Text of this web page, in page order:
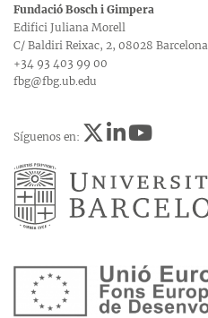
Fundació Bosch i Gimpera
Edifici Juliana Morell
C/ Baldiri Reixac, 2, 08028 Barcelona
+34 93 403 99 00
fbg@fbg.ub.edu
Síguenos en: